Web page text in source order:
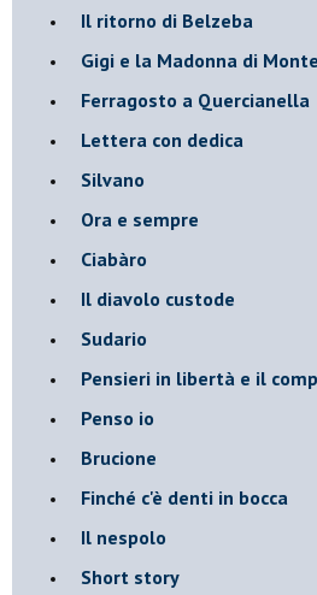
Il ritorno di Belzeba
Gigi e la Madonna di
Ferragosto a Quercianella
Lettera con dedica
Silvano
Ora e sempre
Ciabàro
Il diavolo custode
Sudario
Pensieri in libertà e il
Penso io
Brucione
Finché c'è denti in bocca
Il nespolo
Short story